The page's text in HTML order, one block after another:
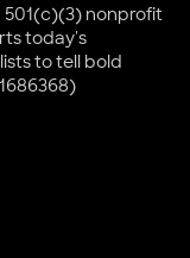
501(c)(3) nonprofit
today's
to tell bold